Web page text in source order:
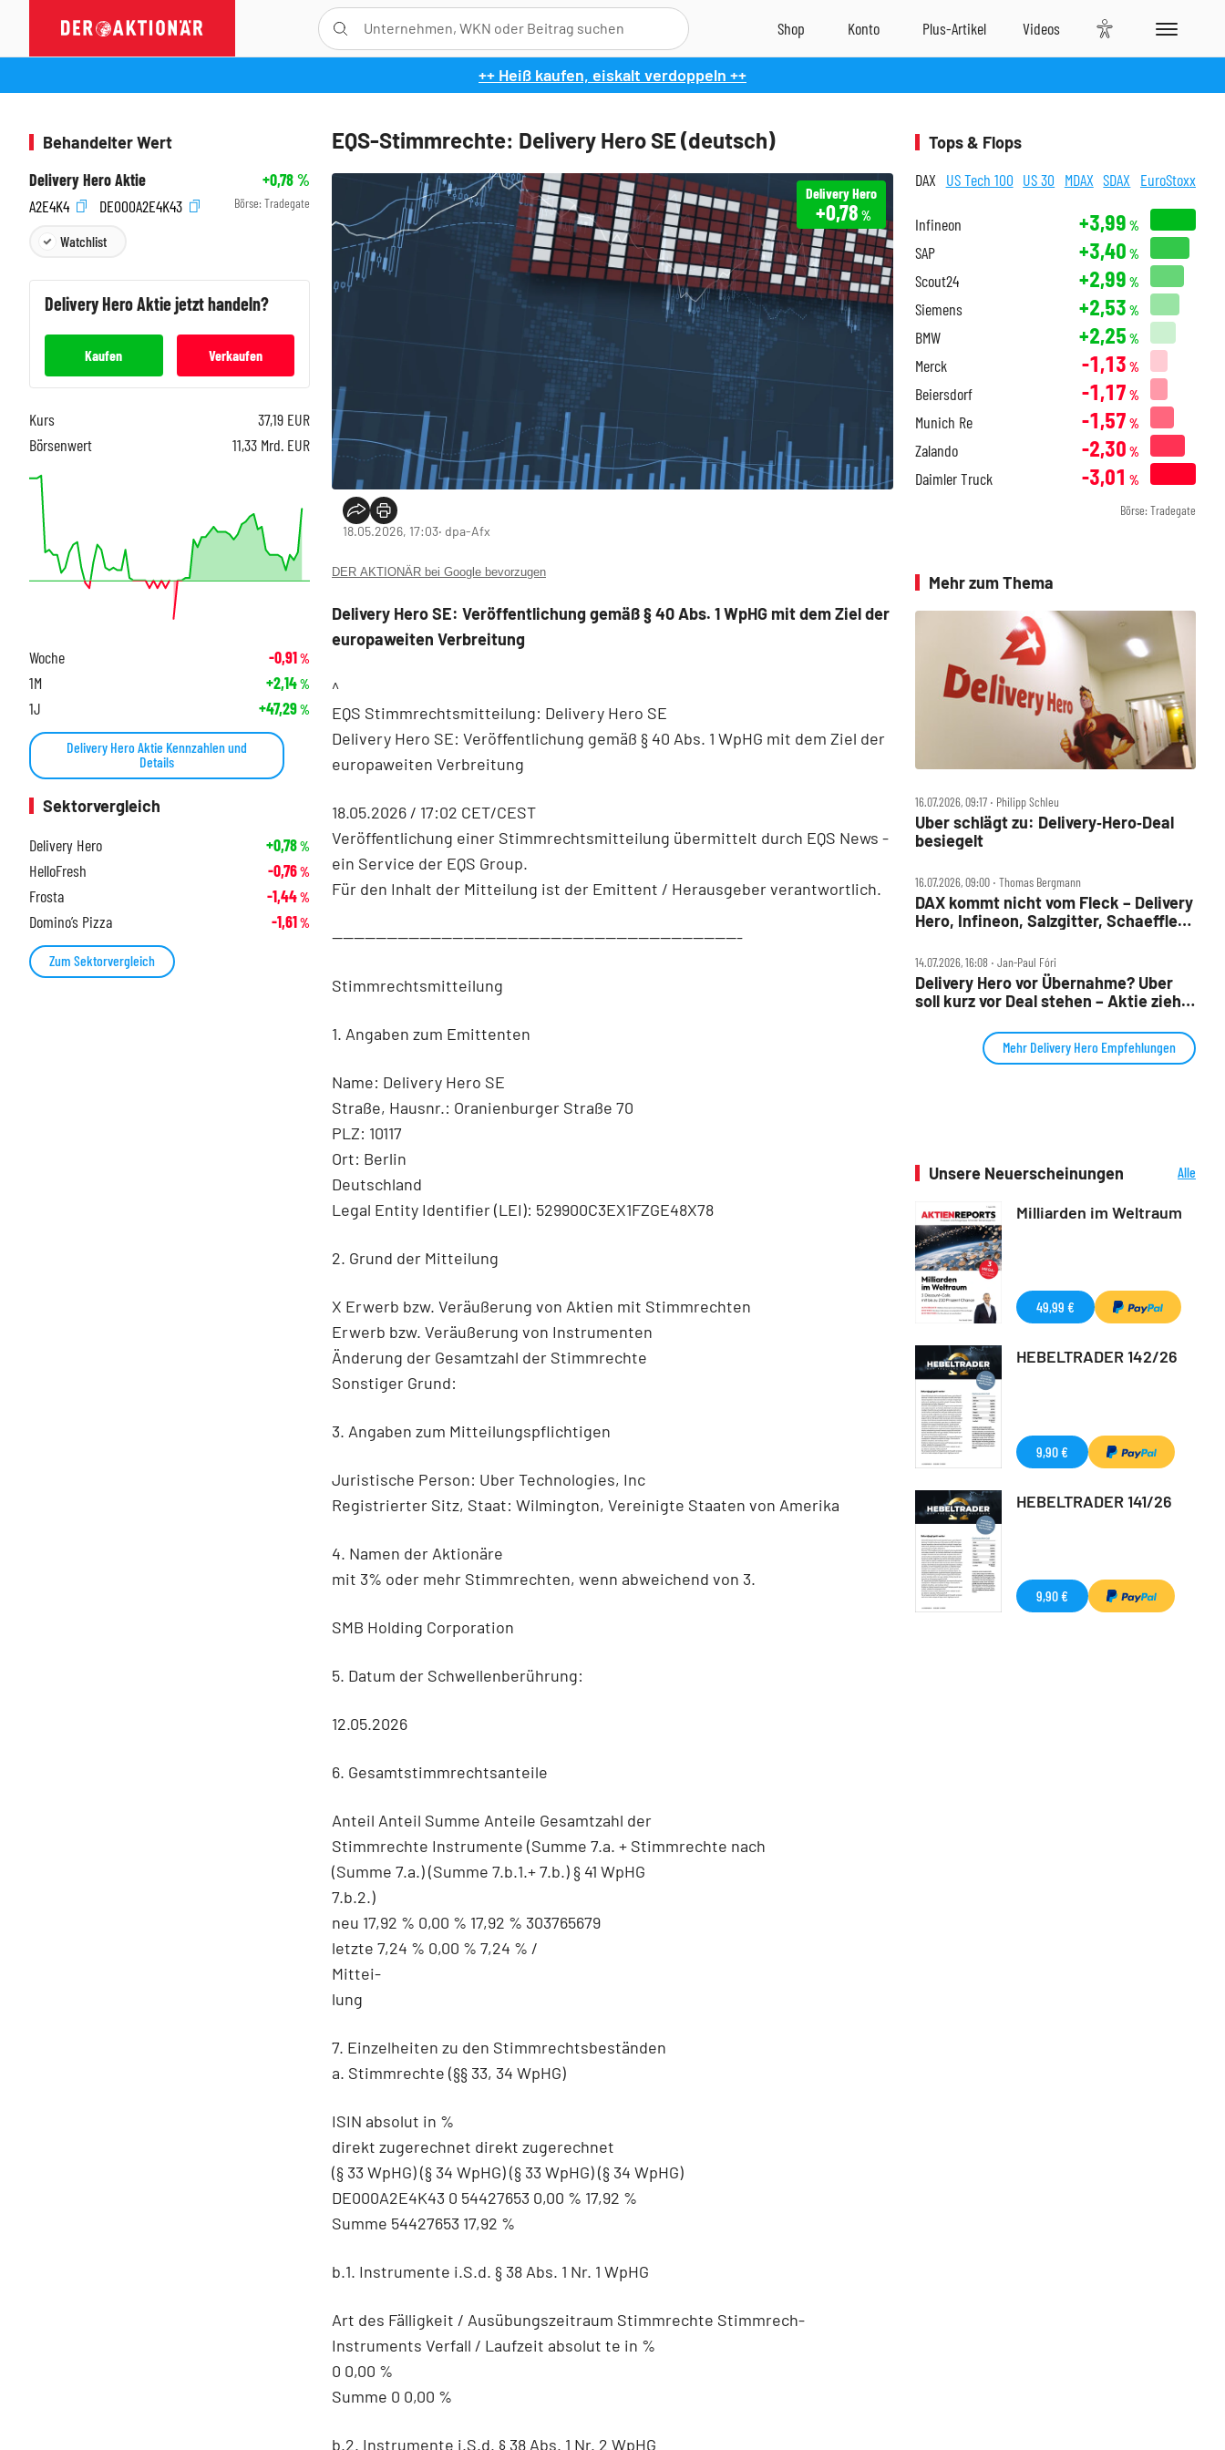
++ Heiß kaufen, eiskalt verdoppeln ++
EQS-Stimmrechte: Delivery Hero SE (deutsch)
Delivery Hero
+0,78 %
18.05.2026, 17:03‧ dpa-Afx
DER AKTIONÄR bei Google bevorzugen
Delivery Hero SE: Veröffentlichung gemäß § 40 Abs. 1 WpHG mit dem Ziel der
europaweiten Verbreitung
^
EQS Stimmrechtsmitteilung: Delivery Hero SE
Delivery Hero SE: Veröffentlichung gemäß § 40 Abs. 1 WpHG mit dem Ziel der
europaweiten Verbreitung
18.05.2026 / 17:02 CET/CEST
Veröffentlichung einer Stimmrechtsmitteilung übermittelt durch EQS News -
ein Service der EQS Group.
Für den Inhalt der Mitteilung ist der Emittent / Herausgeber verantwortlich.
---------------------------------------------------------------------------
Stimmrechtsmitteilung
1. Angaben zum Emittenten
Name: Delivery Hero SE
Straße, Hausnr.: Oranienburger Straße 70
PLZ: 10117
Ort: Berlin
Deutschland
Legal Entity Identifier (LEI): 529900C3EX1FZGE48X78
2. Grund der Mitteilung
X Erwerb bzw. Veräußerung von Aktien mit Stimmrechten
Erwerb bzw. Veräußerung von Instrumenten
Änderung der Gesamtzahl der Stimmrechte
Sonstiger Grund:
3. Angaben zum Mitteilungspflichtigen
Juristische Person: Uber Technologies, Inc
Registrierter Sitz, Staat: Wilmington, Vereinigte Staaten von Amerika
4. Namen der Aktionäre
mit 3% oder mehr Stimmrechten, wenn abweichend von 3.
SMB Holding Corporation
5. Datum der Schwellenberührung:
12.05.2026
6. Gesamtstimmrechtsanteile
Anteil Anteil Summe Anteile Gesamtzahl der
Stimmrechte Instrumente (Summe 7.a. + Stimmrechte nach
(Summe 7.a.) (Summe 7.b.1.+ 7.b.) § 41 WpHG
7.b.2.)
neu 17,92 % 0,00 % 17,92 % 303765679
letzte 7,24 % 0,00 % 7,24 % /
Mittei-
lung
7. Einzelheiten zu den Stimmrechtsbeständen
a. Stimmrechte (§§ 33, 34 WpHG)
ISIN absolut in %
direkt zugerechnet direkt zugerechnet
(§ 33 WpHG) (§ 34 WpHG) (§ 33 WpHG) (§ 34 WpHG)
DE000A2E4K43 0 54427653 0,00 % 17,92 %
Summe 54427653 17,92 %
b.1. Instrumente i.S.d. § 38 Abs. 1 Nr. 1 WpHG
Art des Fälligkeit / Ausübungszeitraum Stimmrechte Stimmrech-
Instruments Verfall / Laufzeit absolut te in %
0 0,00 %
Summe 0 0,00 %
b.2. Instrumente i.S.d. § 38 Abs. 1 Nr. 2 WpHG
Behandelter Wert
Delivery Hero Aktie
+0,78%
A2E4K4
DE000A2E4K43 Börse: Tradegate
Watchlist
Delivery HeroAktie jetzt handeln?
Kaufen Verkaufen
Kurs 37,19 EUR
Börsenwert
11,33 Mrd. EUR
Woche -0,91%
1M +2,14%
1J +47,29%
Delivery Hero Aktie Kennzahlen und
Details
Sektorvergleich
Delivery Hero
+0,78%
HelloFresh -0,76%
Frosta -1,44%
Domino’s Pizza -1,61%
Zum Sektorvergleich
Tops & Flops
DAX US Tech 100 US 30 MDAX SDAX EuroStoxx
Infineon +3,99 %
SAP +3,40 %
Scout24 +2,99 %
Siemens +2,53 %
BMW +2,25 %
Merck -1,13 %
Beiersdorf -1,17 %
Munich Re -1,57 %
Zalando -2,30 %
Daimler Truck -3,01 %
Börse: Tradegate
Mehr zum Thema
16.07.2026, 09:17 ‧ Philipp Schleu
Uber schlägt zu: Delivery‑Hero‑Deal
besiegelt
16.07.2026, 09:00 ‧ Thomas Bergmann
DAX kommt nicht vom Fleck – Delivery
Hero, Infineon, Salzgitter, Schaeffler,
14.07.2026, 16:08 ‧ Jan-Paul Fóri
Delivery Hero vor Übernahme? Uber
soll kurz vor Deal stehen – Aktie zieht
Mehr Delivery Hero Empfehlungen
Unsere Neuerscheinungen
Alle
Milliarden im Weltraum
49,99 €
HEBELTRADER 142/26
9,90 €
HEBELTRADER 141/26
9,90 €